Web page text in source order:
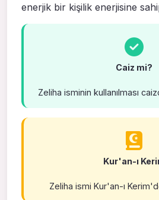
enerjik bir kişilik enerjisine
Caiz mi?
Zeliha isminin kullanılması
Kur'an-ı
Zeliha ismi Kur'an-ı